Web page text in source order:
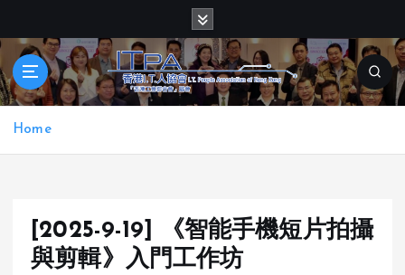
i
p
t
o
Home
[2025-9-19] 《智能手機短片拍攝
與剪輯》入門工作坊